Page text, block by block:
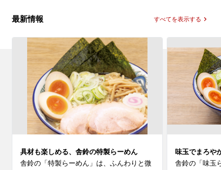
最新情報 すべてを表示する
具材も楽しめる、舎鈴の特製らーめん
舎鈴の「特製らーめん」は、ふんわりと微
味玉でまろや
舎鈴の「味玉